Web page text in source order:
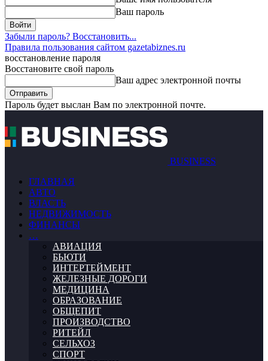
Ваш пароль
Забыли пароль? Восстановить...
Правила пользования сайтом gazetabiznes.ru
восстановление пароля
Восстановите свой пароль
Ваш адрес электронной почты
Пароль будет выслан Вам по электронной почте.
BUSINESS
ГЛАВНАЯ
АВТО
ВЛАСТЬ
НЕДВИЖИМОСТЬ
ФИНАНСЫ
…
АВИАЦИЯ
БЬЮТИ
ИНТЕРТЕЙМЕНТ
ЖЕЛЕЗНЫЕ ДОРОГИ
МЕДИЦИНА
ОБРАЗОВАНИЕ
ОБЩЕПИТ
ПРОИЗВОДСТВО
РИТЕЙЛ
СЕЛЬХОЗ
СПОРТ